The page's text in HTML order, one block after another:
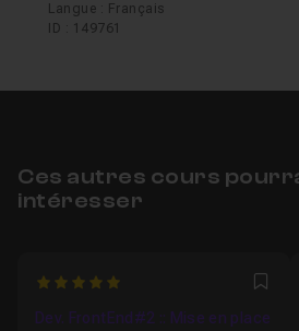
Langue : Français
ID : 149761
Ces autres cours
intéresser
5
Dev. FrontEnd#2 :: Mise en place